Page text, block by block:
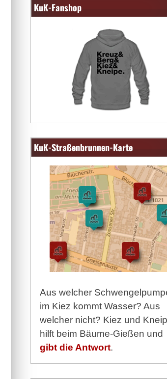
KuK-Fanshop
KuK-Straßenbrunnen-Karte
Aus welcher
im Kiez kommt Wasser? Aus
welcher nicht? Kiez und
hilft beim Bäume-Gießen und
gibt die Antwort.